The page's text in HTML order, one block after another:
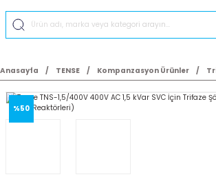
Anasayfa TENSE Kompanzasyon Ürünler
%50